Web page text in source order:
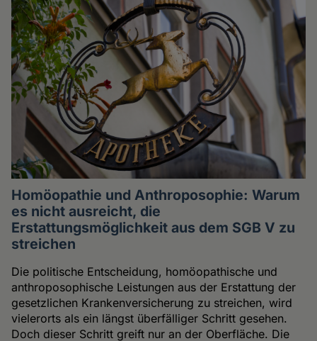
Homöopathie und Anthroposophie: Warum
es nicht ausreicht, die
Erstattungsmöglichkeit aus dem SGB V zu
streichen
Die politische Entscheidung, homöopathische und
anthroposophische Leistungen aus der Erstattung der
gesetzlichen Krankenversicherung zu streichen, wird
vielerorts als ein längst überfälliger Schritt gesehen.
Doch dieser Schritt greift nur an der Oberfläche. Die